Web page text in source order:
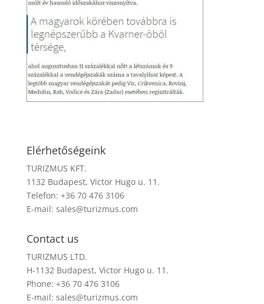
Elérhetőségeink
TURIZMUS KFT.
1132 Budapest, Victor Hugo u. 11.
Telefon: +36 70 476 3106
E-mail: sales@turizmus.com
Contact us
TURIZMUS LTD.
H-1132 Budapest, Victor Hugo u. 11.
Phone: +36 70 476 3106
E-mail: sales@turizmus.com